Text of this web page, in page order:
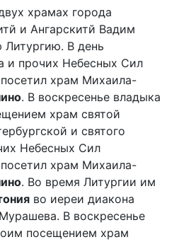
храмах города
и Ангарскитй Вадим
В день
и прочих Небесных Сил
посетил храм Михаила-
. В воскресенье владыка
храм святой
и святого
Небесных Сил
посетил храм Михаила-
. Во время Литургии им
во иереи диакона
В воскресенье
посещением храм